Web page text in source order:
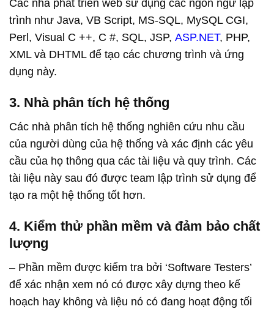
Các nhà phát triển web sử dụng các ngôn ngữ lập
trình như Java, VB Script, MS-SQL, MySQL CGI,
Perl, Visual C ++, C #, SQL, JSP, ASP.NET, PHP,
XML và DHTML để tạo các chương trình và ứng
dụng này.
3. Nhà phân tích hệ thống
Các nhà phân tích hệ thống nghiên cứu nhu cầu
của người dùng của hệ thống và xác định các yêu
cầu của họ thông qua các tài liệu và quy trình. Các
tài liệu này sau đó được team lập trình sử dụng để
tạo ra một hệ thống tốt hơn.
4. Kiểm thử phần mềm và đảm bảo chất
lượng
– Phần mềm được kiểm tra bởi ‘Software Testers’
để xác nhận xem nó có được xây dựng theo kế
hoạch hay không và liệu nó có đang hoạt động tối